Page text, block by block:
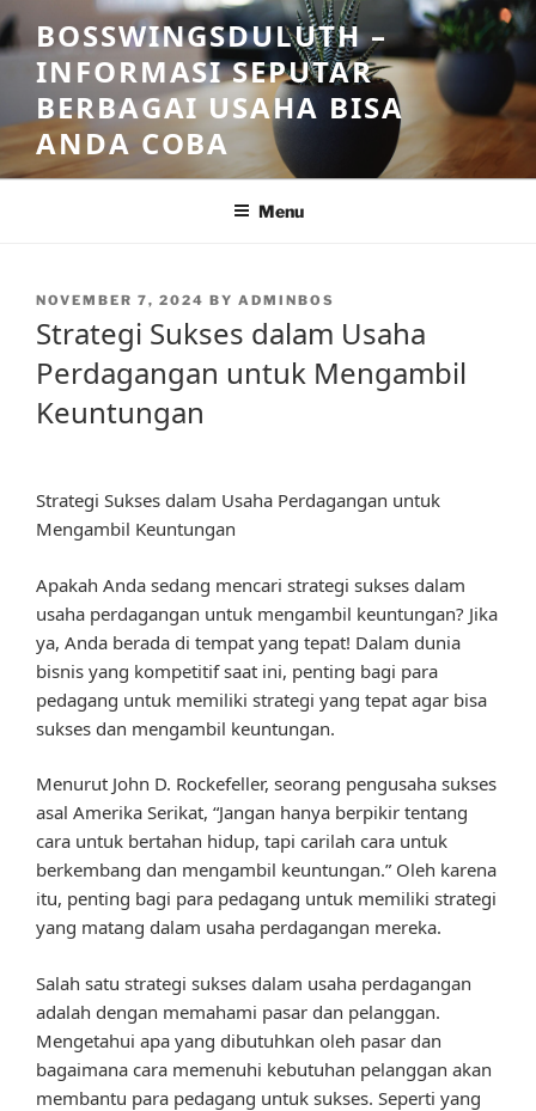
Skip
to
content
BOSSWINGSDULUTH –
INFORMASI SEPUTAR
BERBAGAI USAHA BISA
ANDA COBA
Menu
POSTED
NOVEMBER 7, 2024 BY ADMINBOS
Strategi Sukses dalam Usaha
Perdagangan untuk Mengambil
Keuntungan
Strategi Sukses dalam Usaha Perdagangan untuk
Mengambil Keuntungan
Apakah Anda sedang mencari strategi sukses dalam
usaha perdagangan untuk mengambil keuntungan? Jika
ya, Anda berada di tempat yang tepat! Dalam dunia
bisnis yang kompetitif saat ini, penting bagi para
pedagang untuk memiliki strategi yang tepat agar bisa
sukses dan mengambil keuntungan.
Menurut John D. Rockefeller, seorang pengusaha sukses
asal Amerika Serikat, “Jangan hanya berpikir tentang
cara untuk bertahan hidup, tapi carilah cara untuk
berkembang dan mengambil keuntungan.” Oleh karena
itu, penting bagi para pedagang untuk memiliki strategi
yang matang dalam usaha perdagangan mereka.
Salah satu strategi sukses dalam usaha perdagangan
adalah dengan memahami pasar dan pelanggan.
Mengetahui apa yang dibutuhkan oleh pasar dan
bagaimana cara memenuhi kebutuhan pelanggan akan
membantu para pedagang untuk sukses. Seperti yang